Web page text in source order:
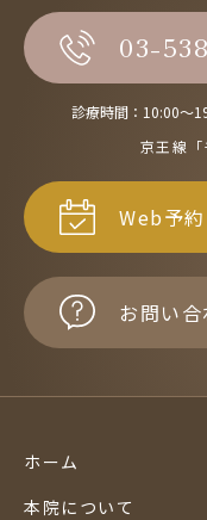
03-
診療時間：10:00〜
京王線
Web予約
お問い合
ホーム
本院について